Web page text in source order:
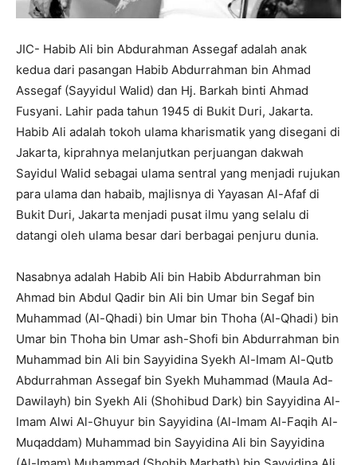
JIC- Habib Ali bin Abdurahman Assegaf adalah anak
kedua dari pasangan Habib Abdurrahman bin Ahmad
Assegaf (Sayyidul Walid) dan Hj. Barkah binti Ahmad
Fusyani. Lahir pada tahun 1945 di Bukit Duri, Jakarta.
Habib Ali adalah tokoh ulama kharismatik yang disegani di
Jakarta, kiprahnya melanjutkan perjuangan dakwah
Sayidul Walid sebagai ulama sentral yang menjadi rujukan
para ulama dan habaib, majlisnya di Yayasan Al-Afaf di
Bukit Duri, Jakarta menjadi pusat ilmu yang selalu di
datangi oleh ulama besar dari berbagai penjuru dunia.
Nasabnya adalah Habib Ali bin Habib Abdurrahman bin
Ahmad bin Abdul Qadir bin Ali bin Umar bin Segaf bin
Muhammad (Al-Qhadi) bin Umar bin Thoha (Al-Qhadi) bin
Umar bin Thoha bin Umar ash-Shofi bin Abdurrahman bin
Muhammad bin Ali bin Sayyidina Syekh Al-Imam Al-Qutb
Abdurrahman Assegaf bin Syekh Muhammad (Maula Ad-
Dawilayh) bin Syekh Ali (Shohibud Dark) bin Sayyidina Al-
Imam Alwi Al-Ghuyur bin Sayyidina (Al-Imam Al-Faqih Al-
Muqaddam) Muhammad bin Sayyidina Ali bin Sayyidina